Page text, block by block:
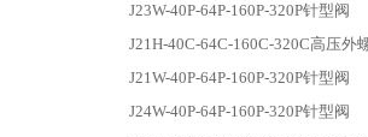
J23W-40P-64P-160P-320P针型阀
J21H-40C-64C-160C-320C高压外
J21W-40P-64P-160P-320P针型阀
J24W-40P-64P-160P-320P针型阀